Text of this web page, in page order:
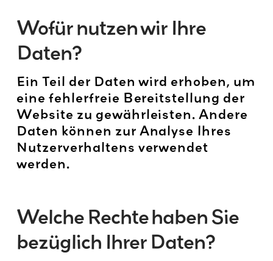
Wofür nutzen wir Ihre
Daten?
Ein Teil der Daten wird erhoben, um
eine fehlerfreie Bereitstellung der
Website zu gewährleisten. Andere
Daten können zur Analyse Ihres
Nutzerverhaltens verwendet
werden.
Welche Rechte haben Sie
bezüglich Ihrer Daten?